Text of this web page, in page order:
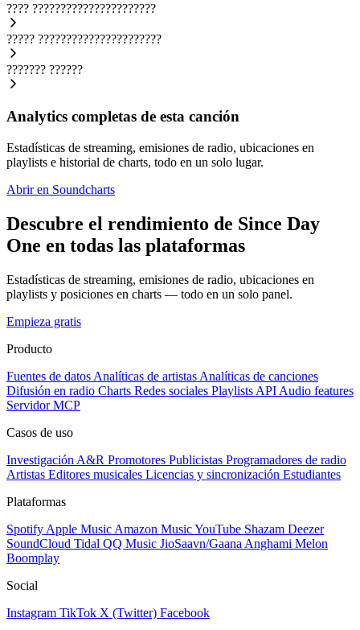
???? ??????????????????????
????? ??????????????????????
??????? ??????
Analytics completas de esta canción
Estadísticas de streaming, emisiones de radio, ubicaciones en
playlists e historial de charts, todo en un solo lugar.
Abrir en Soundcharts
Descubre el rendimiento de Since Day
One en todas las plataformas
Estadísticas de streaming, emisiones de radio, ubicaciones en
playlists y posiciones en charts — todo en un solo panel.
Empieza gratis
Producto
Fuentes de datos Analíticas de artistas Analíticas de canciones
Difusión en radio Charts Redes sociales Playlists API Audio features
Servidor MCP
Casos de uso
Investigación A&R Promotores Publicistas Programadores de radio
Artistas Editores musicales Licencias y sincronización Estudiantes
Plataformas
Spotify Apple Music Amazon MusicYouTube Shazam Deezer
SoundCloud Tidal QQ Music JioSaavn/Gaana Anghami Melon
Boomplay
Social
Instagram TikTok X (Twitter) Facebook